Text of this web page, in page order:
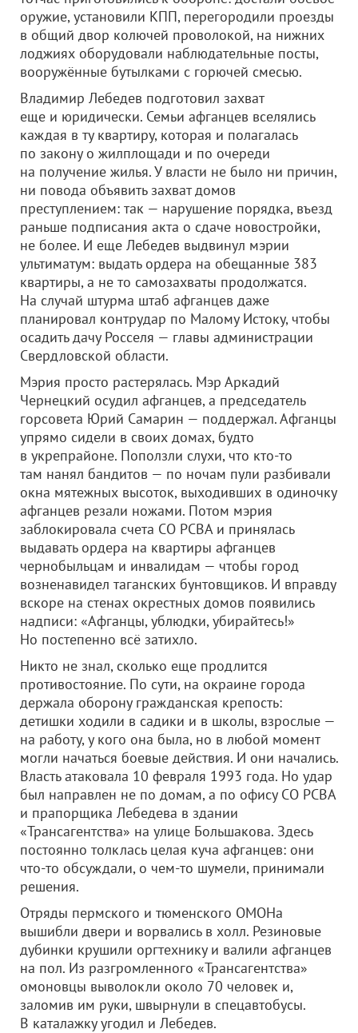
оружие, установили КПП, перегородили проезды
в общий двор колючей проволокой, на нижних
лоджиях оборудовали наблюдательные посты,
вооружённые бутылками с горючей смесью.
Владимир Лебедев подготовил захват
еще и юридически. Семьи афганцев вселялись
каждая в ту квартиру, которая и полагалась
по закону о жилплощади и по очереди
на получение жилья. У власти не было ни причин,
ни повода объявить захват домов
преступлением: так — нарушение порядка, въезд
раньше подписания акта о сдаче новостройки,
не более. И еще Лебедев выдвинул мэрии
ультиматум: выдать ордера на обещанные 383
квартиры, а не то самозахваты продолжатся.
На случай штурма штаб афганцев даже
планировал контрудар по Малому Истоку, чтобы
осадить дачу Росселя — главы администрации
Свердловской области.
Мэрия просто растерялась. Мэр Аркадий
Чернецкий осудил афганцев, а председатель
горсовета Юрий Самарин — поддержал. Афганцы
упрямо сидели в своих домах, будто
в укрепрайоне. Поползли слухи, что кто-то
там нанял бандитов — по ночам пули разбивали
окна мятежных высоток, выходивших в одиночку
афганцев резали ножами. Потом мэрия
заблокировала счета СО РСВА и принялась
выдавать ордера на квартиры афганцев
чернобыльцам и инвалидам — чтобы город
возненавидел таганских бунтовщиков. И вправду
вскоре на стенах окрестных домов появились
надписи: «Афганцы, ублюдки, убирайтесь!»
Но постепенно всё затихло.
Никто не знал, сколько еще продлится
противостояние. По сути, на окраине города
держала оборону гражданская крепость:
детишки ходили в садики и в школы, взрослые —
на работу, у кого она была, но в любой момент
могли начаться боевые действия. И они начались.
Власть атаковала 10 февраля 1993 года. Но удар
был направлен не по домам, а по офису СО РСВА
и прапорщика Лебедева в здании
«Трансагентства» на улице Большакова. Здесь
постоянно толклась целая куча афганцев: они
что-то обсуждали, о чем-то шумели, принимали
решения.
Отряды пермского и тюменского ОМОНа
вышибли двери и ворвались в холл. Резиновые
дубинки крушили оргтехнику и валили афганцев
на пол. Из разгромленного «Трансагентства»
омоновцы выволокли около 70 человек и,
заломив им руки, швырнули в спецавтобусы.
В каталажку угодил и Лебедев.